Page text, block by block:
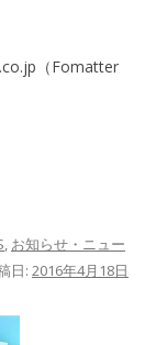
（Fomatter
, お知らせ・ニュー
日: 2016年4月18日